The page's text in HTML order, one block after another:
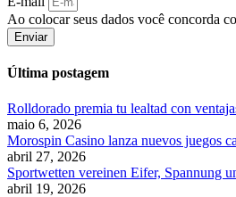
Ao colocar seus dados você concorda
Enviar
Última postagem
Rolldorado premia tu lealtad con
maio 6, 2026
Morospin Casino lanza nuevos juegos
abril 27, 2026
Sportwetten vereinen Eifer, Spannung
abril 19, 2026